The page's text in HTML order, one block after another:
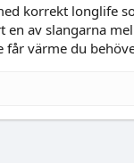
korrekt longlife
en av slangarna
får värme du